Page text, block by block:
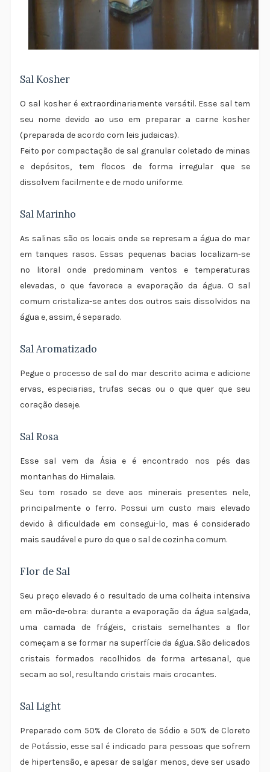
Sal Kosher
O sal kosher é extraordinariamente versátil. Esse sal tem
seu nome devido ao uso em preparar a carne kosher
(preparada de acordo com leis judaicas).
Feito por compactação de sal granular coletado de minas
e depósitos, tem flocos de forma irregular que se
dissolvem facilmente e de modo uniforme.
Sal Marinho
As salinas são os locais onde se represam a água do mar
em tanques rasos. Essas pequenas bacias localizam-se
no litoral onde predominam ventos e temperaturas
elevadas, o que favorece a evaporação da água. O sal
comum cristaliza-se antes dos outros sais dissolvidos na
água e, assim, é separado.
Sal Aromatizado
Pegue o processo de sal do mar descrito acima e adicione
ervas, especiarias, trufas secas ou o que quer que seu
coração deseje.
Sal Rosa
Esse sal vem da Ásia e é encontrado nos pés das
montanhas do Himalaia.
Seu tom rosado se deve aos minerais presentes nele,
principalmente o ferro. Possui um custo mais elevado
devido à dificuldade em consegui-lo, mas é considerado
mais saudável e puro do que o sal de cozinha comum.
Flor de Sal
Seu preço elevado é o resultado de uma colheita intensiva
em mão-de-obra: durante a evaporação da água salgada,
uma camada de frágeis, cristais semelhantes a flor
começam a se formar na superfície da água. São delicados
cristais formados recolhidos de forma artesanal, que
secam ao sol, resultando cristais mais crocantes.
Sal Light
Preparado com 50% de Cloreto de Sódio e 50% de Cloreto
de Potássio, esse sal é indicado para pessoas que sofrem
de hipertensão, e apesar de salgar menos, deve ser usado